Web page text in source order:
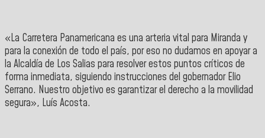
«La Carretera Panamericana es una arteria vital para Miranda y
para la conexión de todo el país, por eso no dudamos en apoyar a
la Alcaldía de Los Salias para resolver estos puntos críticos de
forma inmediata, siguiendo instrucciones del gobernador Elio
Serrano. Nuestro objetivo es garantizar el derecho a la movilidad
segura», Luís Acosta.